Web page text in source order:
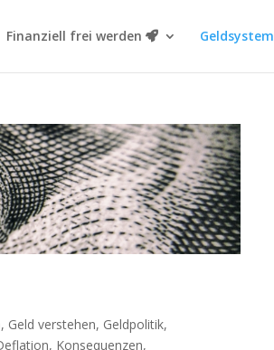
Finanziell frei werden Geldsystem
, Geld verstehen, Geldpolitik,
, Konsequenzen,